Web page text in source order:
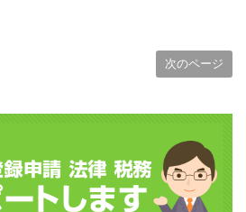
次のページ